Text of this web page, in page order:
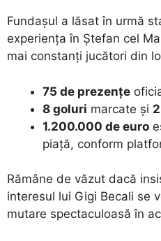
​Fundașul a lăsat în urmă
experiența în Ștefan cel
mai constanți jucători din
75 de prezențe
8 goluri marcate și
1.200.000 de euro
piață, conform
​Rămâne de văzut dacă
interesul lui Gigi Becali se
mutare spectaculoasă în